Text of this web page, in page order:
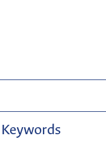
Keywords